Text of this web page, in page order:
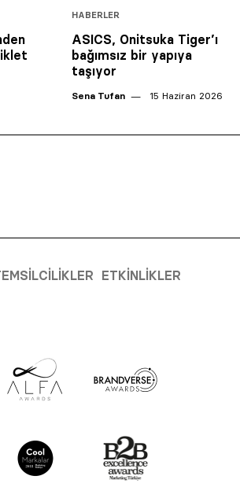
HABERLER
ASICS, Onitsuka Tiger’ı
bağımsız bir yapıya
taşıyor
Sena Tufan 15 Haziran 2026
ETKINLIKLER